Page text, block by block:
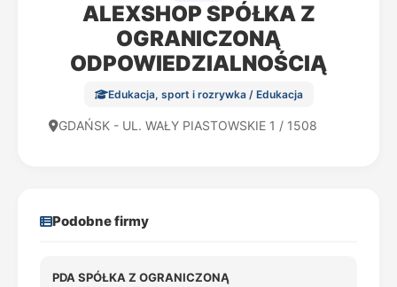
ALEXSHOP SPÓŁKA Z
OGRANICZONĄ
ODPOWIEDZIALNOŚCIĄ
Edukacja, sport i rozrywka / Edukacja
GDAŃSK - UL. WAŁY PIASTOWSKIE 1 / 1508
Podobne firmy
PDA SPÓŁKA Z OGRANICZONĄ